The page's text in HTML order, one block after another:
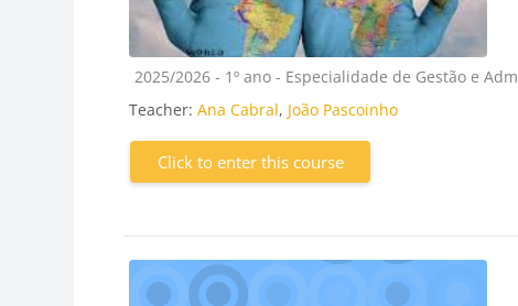
Course category
2025/2026 - 1º ano - Especialidade de Gestão e
Teacher:Ana Cabral, João Pascoinho
Click to enter this course